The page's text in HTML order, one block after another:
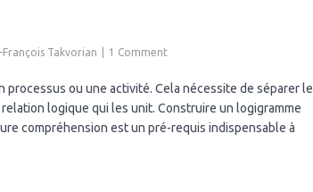
François Takvorian 1 Comment
processus ou une activité. Cela nécessite de séparer le
logique qui les unit. Construire un logigramme
compréhension est un pré-requis indispensable à